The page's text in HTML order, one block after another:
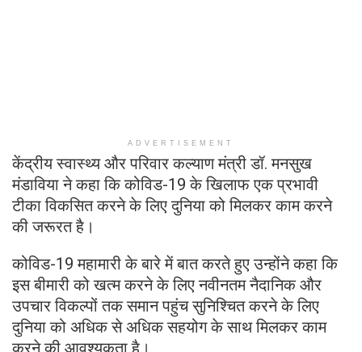
ADVERTISEMENT
केंद्रीय स्वास्थ्य और परिवार कल्याण मंत्री डॉ. मनसुख
मंडाविया ने कहा कि कोविड-19 के खिलाफ एक प्रभावी
टीका विकसित करने के लिए दुनिया को मिलकर काम करने
की जरूरत है।
कोविड-19 महामारी के बारे में बात करते हुए उन्होंने कहा कि
इस बीमारी को खत्म करने के लिए नवीनतम नैदानिक ​​और
उपचार विकल्पों तक समान पहुंच सुनिश्चित करने के लिए
दुनिया को अधिक से अधिक सहयोग के साथ मिलकर काम